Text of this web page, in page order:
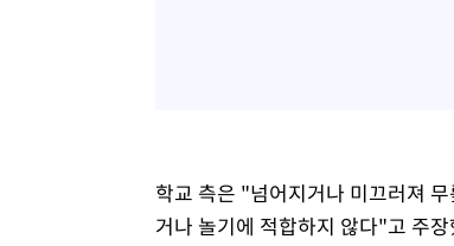
학교 측은 "넘어지거나 미끄러져
거나 놀기에 적합하지 않다"고 주